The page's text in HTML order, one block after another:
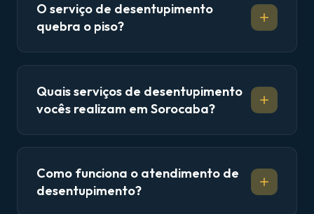
O serviço de desentupimento
quebra o piso?
Quais serviços de desentupimento
vocês realizam em Sorocaba?
Como funciona o atendimento de
desentupimento?